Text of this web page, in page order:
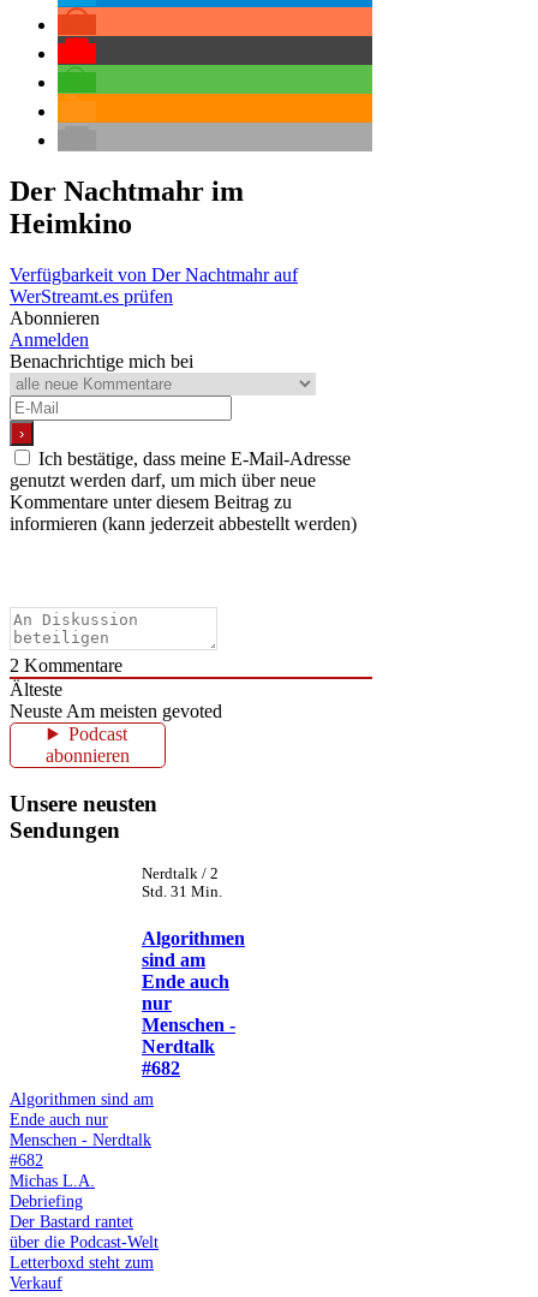
Der Nachtmahr im
Heimkino
Verfügbarkeit von Der Nachtmahr auf
WerStreamt.es prüfen
Abonnieren
Anmelden
Benachrichtige mich bei
Ich bestätige, dass meine E-Mail-Adresse
genutzt werden darf, um mich über neue
Kommentare unter diesem Beitrag zu
informieren (kann jederzeit abbestellt werden)
2 Kommentare
Älteste
Neuste Am meisten gevoted
Podcast
abonnieren
Unsere neusten
Sendungen
Nerdtalk / 2
Std. 31 Min.
Algorithmen
sind am
Ende auch
nur
Menschen -
Nerdtalk
#682
Algorithmen sind am
Ende auch nur
Menschen - Nerdtalk
#682
Michas L.A.
Debriefing
Der Bastard rantet
über die Podcast-Welt
Letterboxd steht zum
Verkauf